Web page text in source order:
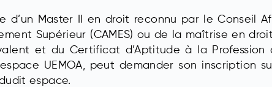
d’un Master II en droit reconnu par le Conseil
Supérieur (CAMES) ou de la maîtrise en
et du Certificat d’Aptitude à la Profession
UEMOA, peut demander son inscription
espace.